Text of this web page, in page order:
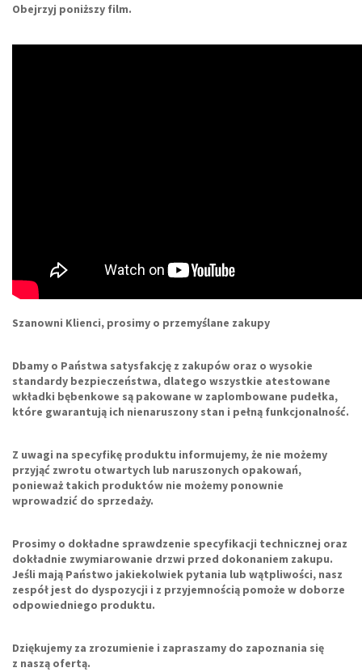
Obejrzyj poniższy film.
Szanowni Klienci, prosimy o przemyślane zakupy
Dbamy o Państwa satysfakcję z zakupów oraz o wysokie
standardy bezpieczeństwa, dlatego wszystkie atestowane
wkładki bębenkowe są pakowane w zaplombowane pudełka,
które gwarantują ich nienaruszony stan i pełną funkcjonalność.
Z uwagi na specyfikę produktu informujemy, że nie możemy
przyjąć zwrotu otwartych lub naruszonych opakowań,
ponieważ takich produktów nie możemy ponownie
wprowadzić do sprzedaży.
Prosimy o dokładne sprawdzenie specyfikacji technicznej oraz
dokładnie zwymiarowanie drzwi przed dokonaniem zakupu.
Jeśli mają Państwo jakiekolwiek pytania lub wątpliwości, nasz
zespół jest do dyspozycji i z przyjemnością pomoże w doborze
odpowiedniego produktu.
Dziękujemy za zrozumienie i zapraszamy do zapoznania się
z naszą ofertą.